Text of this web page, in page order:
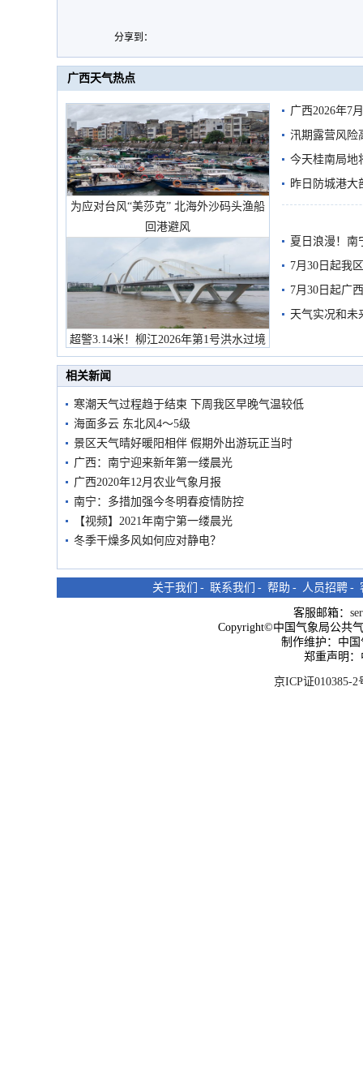
分享到：
广西天气热点
为应对台风“美莎克” 北海外沙码头渔船
回港避风
超警3.14米！柳江2026年第1号洪水过境
市民在堤岸见证汛况
广西2026年7
汛期露营风险
今天桂南局地
需继续防范
昨日防城港大
雨
夏日浪漫！南
7月30日起我
7月30日起广
天气实况和未
相关新闻
寒潮天气过程趋于结束 下周我区早晚气温较低
海面多云 东北风4～5级
景区天气晴好暖阳相伴 假期外出游玩正当时
广西：南宁迎来新年第一缕晨光
广西2020年12月农业气象月报
南宁：多措加强今冬明春疫情防控
【视频】2021年南宁第一缕晨光
冬季干燥多风如何应对静电？
关于我们 - 联系我们 - 帮助 - 人员招聘 -
客服邮箱：
Copyright©中国气象局公共
制作维护：中
郑重声明
京ICP证010385-2